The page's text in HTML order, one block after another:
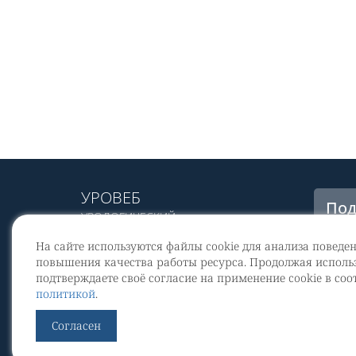
На сайте используются файлы cookie для анализа
повышения качества работы ресурса. Продолжая
подтверждаете своё согласие на применение cookie в
политикой.
Согласен
УРОВЕБ
УРОЛОГИЧЕСКИЙ
© 2002 - 2026
МЕДИАКИТ 2023